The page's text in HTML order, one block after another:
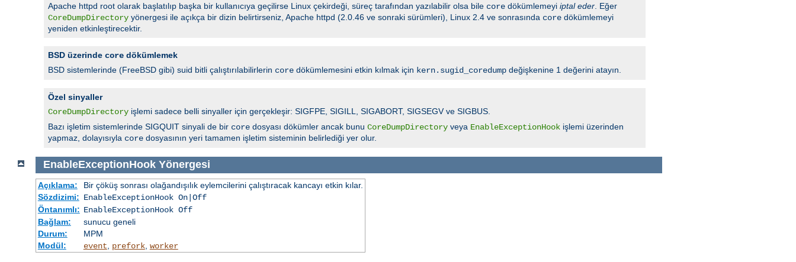
Apache httpd root olarak başlatılıp başka bir kullanıcıya geçilirse Linux çekirdeği, süreç tarafından yazılabilir olsa bile core dökümlemeyi iptal eder . Eğer
CoreDumpDirectory yönergesi ile açıkça bir dizin belirtirseniz, Apache httpd (2.0.46 ve sonraki sürümleri), Linux 2.4 ve sonrasında core dökümlemeyi
yeniden etkinleştirecektir.
BSD üzerinde core dökümlemek
BSD sistemlerinde (FreeBSD gibi) suid bitli çalıştırılabilirlerin core dökümlemesini etkin kılmak için kern.sugid_coredump değişkenine 1 değerini atayın.
Özel sinyaller
CoreDumpDirectory işlemi sadece belli sinyaller için gerçekleşir: SIGFPE, SIGILL, SIGABORT, SIGSEGV ve SIGBUS.
Bazı işletim sistemlerinde SIGQUIT sinyali de bir core dosyası dökümler ancak bunu CoreDumpDirectory veya EnableExceptionHook işlemi üzerinden
yapmaz, dolayısıyla core dosyasının yeri tamamen işletim sisteminin belirlediği yer olur.
EnableExceptionHook Yönergesi
Açıklama:
Bir çöküş sonrası olağandışılık eylemcilerini çalıştıracak kancayı etkin kılar.
Sözdizimi: EnableExceptionHook On|Off
Öntanımlı: EnableExceptionHook Off
Bağlam:
sunucu geneli
Durum:
MPM
Modül:
event prefork, worker